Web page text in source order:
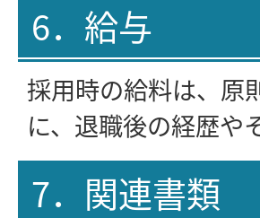
6．給与
採用時の給料は、原
に、退職後の経歴や
7．関連書類